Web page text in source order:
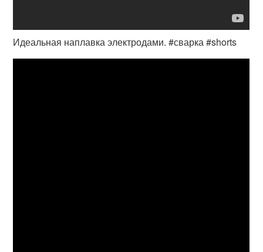
Идеальная наплавка электродами. #сварка #shorts